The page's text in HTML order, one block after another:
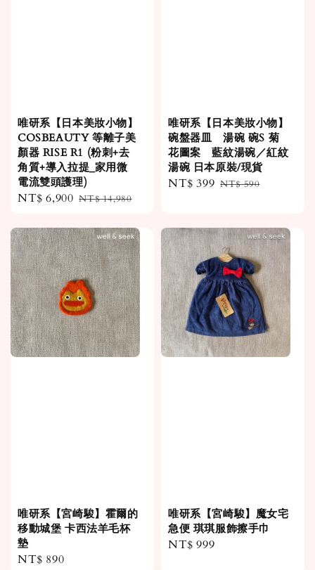
唯研系【日本美妝小物】
COSBEAUTY 等離子美
顏器 RISE R1 (粉刺+去
角質+導入拉提_家用微
電流雙頭護理)
Sale
NT$ 6,900 Regular
NT$ 14,980
唯研系【日本美妝小物】
碗盤器皿 湯碗 碗S 菊
花圖案 藍紋湯碗／紅紋
湯碗 日本原裝/現貨
Sale
NT$ 399 Regular
NT$ 590
唯研系【宮崎駿】霍爾的
移動城堡 卡西法羊毛杯
墊
Regular
NT$ 890
唯研系【宮崎駿】魔女宅
急便 琪琪服飾擦手巾
Regular
NT$ 999